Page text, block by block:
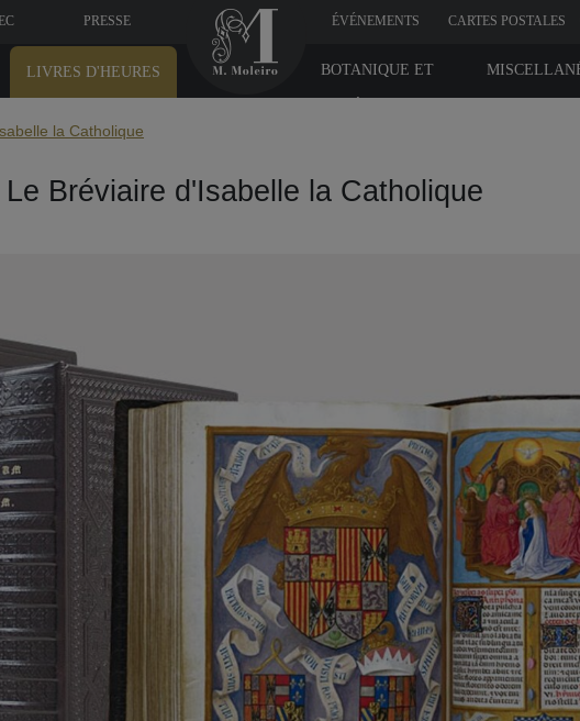
PRESSE ÉVÉNEMENTS CARTES POSTALES
LIVRES D'HEURES BOTANIQUE ET
la Catholique
Le Bréviaire d'Isabelle la Catholique